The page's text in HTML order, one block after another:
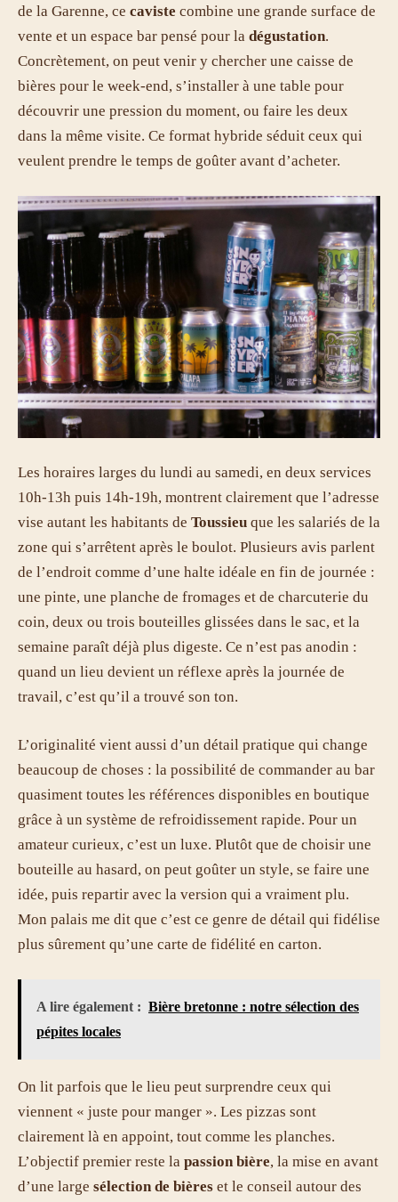
de la Garenne, ce caviste combine une grande surface de
vente et un espace bar pensé pour la dégustation.
Concrètement, on peut venir y chercher une caisse de
bières pour le week-end, s’installer à une table pour
découvrir une pression du moment, ou faire les deux
dans la même visite. Ce format hybride séduit ceux qui
veulent prendre le temps de goûter avant d’acheter.
Les horaires larges du lundi au samedi, en deux services
10h-13h puis 14h-19h, montrent clairement que l’adresse
vise autant les habitants de Toussieu que les salariés de la
zone qui s’arrêtent après le boulot. Plusieurs avis parlent
de l’endroit comme d’une halte idéale en fin de journée :
une pinte, une planche de fromages et de charcuterie du
coin, deux ou trois bouteilles glissées dans le sac, et la
semaine paraît déjà plus digeste. Ce n’est pas anodin :
quand un lieu devient un réflexe après la journée de
travail, c’est qu’il a trouvé son ton.
L’originalité vient aussi d’un détail pratique qui change
beaucoup de choses : la possibilité de commander au bar
quasiment toutes les références disponibles en boutique
grâce à un système de refroidissement rapide. Pour un
amateur curieux, c’est un luxe. Plutôt que de choisir une
bouteille au hasard, on peut goûter un style, se faire une
idée, puis repartir avec la version qui a vraiment plu.
Mon palais me dit que c’est ce genre de détail qui fidélise
plus sûrement qu’une carte de fidélité en carton.
A lire également : Bière bretonne : notre sélection des
pépites locales
On lit parfois que le lieu peut surprendre ceux qui
viennent « juste pour manger ». Les pizzas sont
clairement là en appoint, tout comme les planches.
L’objectif premier reste la passion bière, la mise en avant
d’une large sélection de bières et le conseil autour des